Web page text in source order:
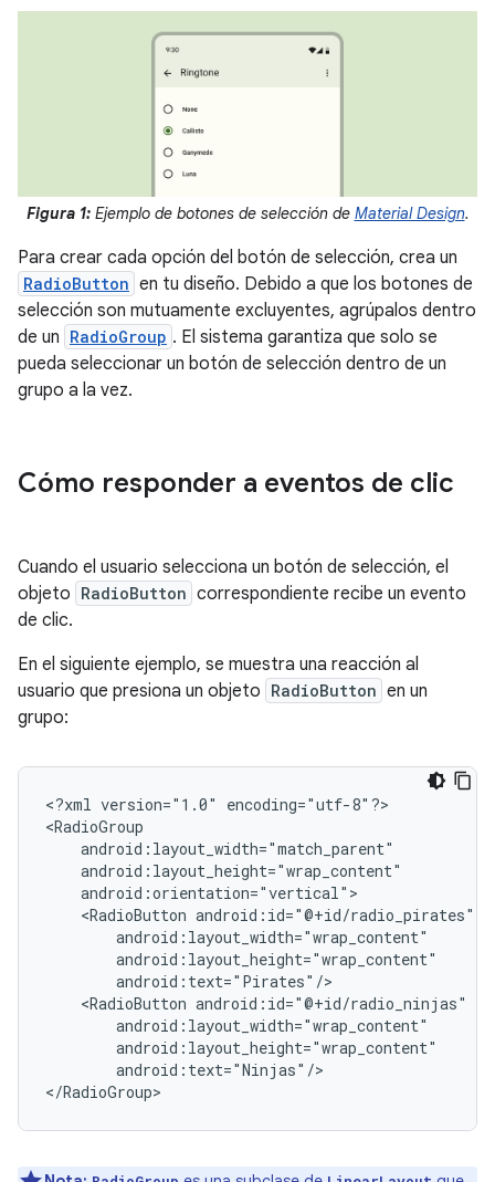
Figura 1:Ejemplo de botones de selección de Material Design.
Para crear cada opción del botón de selección, crea un
RadioButton en tu diseño. Debido a que los botones de
selección son mutuamente excluyentes, agrúpalos dentro
de un RadioGroup . El sistema garantiza que solo se
pueda seleccionar un botón de selección dentro de un
grupo a la vez.
Cómo responder a eventos de clic
Cuando el usuario selecciona un botón de selección, el
objeto RadioButton correspondiente recibe un evento
de clic.
En el siguiente ejemplo, se muestra una reacción al
usuario que presiona un objeto RadioButton en un
grupo:
<?xml version="1.0"
encoding="utf-8"?>
<RadioButton
<RadioButton
android:text="Ninjas"/>
</RadioGroup>